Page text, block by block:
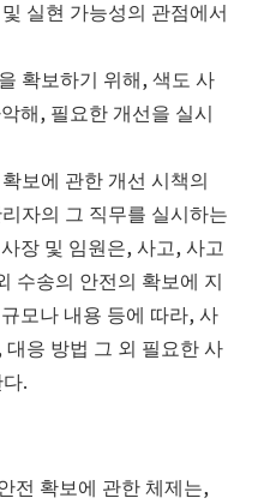
실현 가능성의 관점에서
확보하기 위해, 색도 사
해, 필요한 개선을 실시
보에 관한 개선 시책의
자의 그 직무를 실시하는
장 및 임원은, 사고, 사고
수송의 안전의 확보에 지
모나 내용 등에 따라, 사
응 방법 그 외 필요한 사
.
전 확보에 관한 체제는,